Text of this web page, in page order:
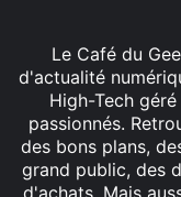
Le Café du
d'actualité
High-Tech
passionnés.
des bons plans,
grand public, des